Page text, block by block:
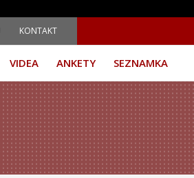
KONTAKT
VIDEA ANKETY SEZNAMKA